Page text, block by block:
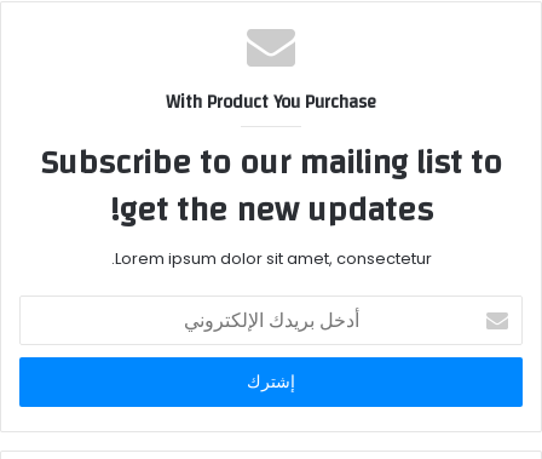
With Product You Purchase
Subscribe to our mailing list to
get the new updates!
Lorem ipsum dolor sit amet, consectetur.
أدخل
بريدك
الإلكتروني